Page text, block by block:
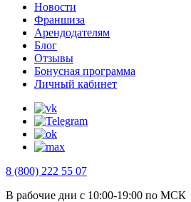
Новости
Франшиза
Арендодателям
Блог
Отзывы
Бонусная программа
Личный кабинет
8 (800) 222 55 07
В рабочие дни с 10:00-19:00 по МСК